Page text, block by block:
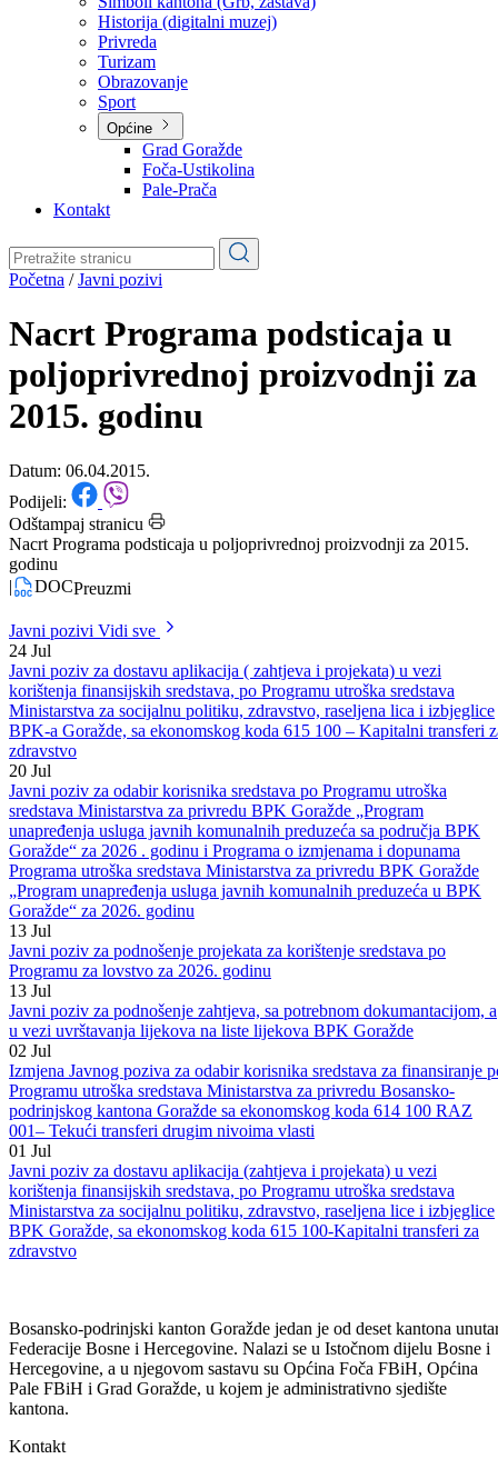
O kantonu
O kantonu
Simboli kantona (Grb, zastava)
Historija (digitalni muzej)
Privreda
Turizam
Obrazovanje
Općine
Pale-Prača
Kontakt
Početna/Javni pozivi
Nacrt Programa podsticaja u
poljoprivrednoj proizvodnji za
2015. godinu
Datum: 06.04.2015.
Podijeli:
Odštampaj stranicu
godinu
|
DOC
Javni poziviVidi sve
24 Jul
Javni poziv za dostavu aplikacija ( zahtjeva i projekata) u vezi
korištenja finansijskih sredstava, po Programu utroška sredstava
Ministarstva za socijalnu politiku, zdravstvo, raseljena lica i izbjeglice
BPK-a Goražde, sa ekonomskog koda 615 100 – Kapitalni transferi
zdravstvo
20 Jul
Javni poziv za odabir korisnika sredstava po Programu utroška
sredstava Ministarstva za privredu BPK Goražde „Program
unapređenja usluga javnih komunalnih preduzeća sa područja BPK
Goražde“ za 2026 . godinu i Programa o izmjenama i dopunama
Programa utroška sredstava Ministarstva za privredu BPK Goražde
„Program unapređenja usluga javnih komunalnih preduzeća u BPK
Goražde“ za 2026. godinu
13 Jul
Javni poziv za podnošenje projekata za korištenje sredstava po
Programu za lovstvo za 2026. godinu
13 Jul
Javni poziv za podnošenje zahtjeva, sa potrebnom dokumantacijom, a
u vezi uvrštavanja lijekova na liste lijekova BPK Goražde
02 Jul
Izmjena Javnog poziva za odabir korisnika sredstava za finansiranje
Programu utroška sredstava Ministarstva za privredu Bosansko-
podrinjskog kantona Goražde sa ekonomskog koda 614 100 RAZ
001– Tekući transferi drugim nivoima vlasti
01 Jul
Javni poziv za dostavu aplikacija (zahtjeva i projekata) u vezi
korištenja finansijskih sredstava, po Programu utroška sredstava